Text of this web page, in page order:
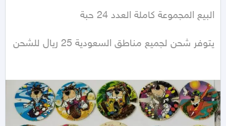
يتوفر شحن لجميع مناطق السعودية 25 ريال للشحن